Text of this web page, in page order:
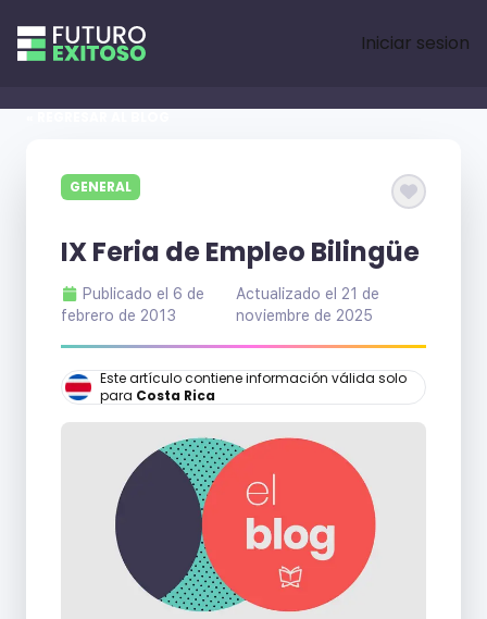
Iniciar sesion
GENERAL
IX Feria de Empleo Bilingüe
Publicado el 6 de
febrero de 2013
Actualizado el 21 de
noviembre de 2025
Este artículo contiene información válida solo
para Costa Rica